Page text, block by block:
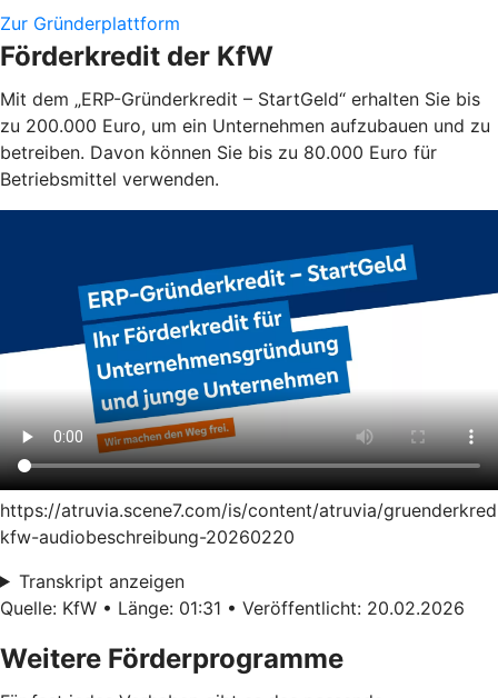
Zur Gründerplattform
Förderkredit der KfW
Mit dem „ERP-Gründerkredit – StartGeld“ erhalten Sie bis
zu 200.000 Euro, um ein Unternehmen aufzubauen und zu
betreiben. Davon können Sie bis zu 80.000 Euro für
Betriebsmittel verwenden.
https://atruvia.scene7.com/is/content/atruvia/
kfw-audiobeschreibung-20260220
Transkript anzeigen
Quelle: KfW • Länge: 01:31 • Veröffentlicht: 20.02.2026
Weitere Förderprogramme